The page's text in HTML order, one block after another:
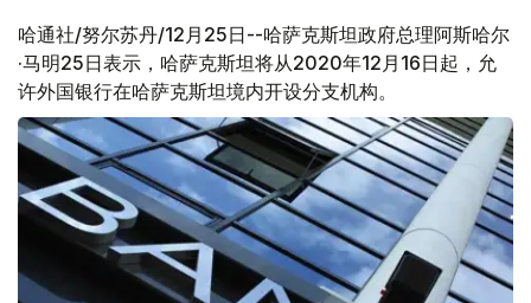
哈通社/努尔苏丹/12月25日--哈萨克斯坦政府总理阿斯哈尔
·马明25日表示，哈萨克斯坦将从2020年12月16日起，允
许外国银行在哈萨克斯坦境内开设分支机构。